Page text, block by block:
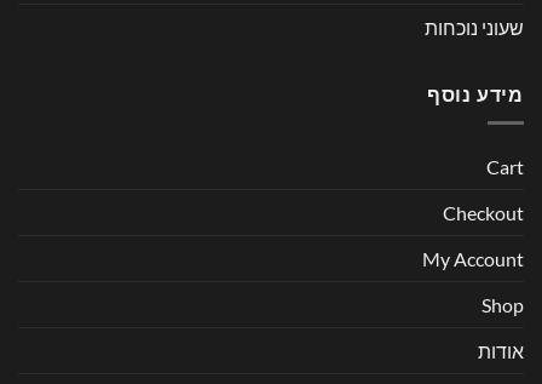
שעוני נוכחות
מידע נוסף
Cart
Checkout
My Account
Shop
אודות